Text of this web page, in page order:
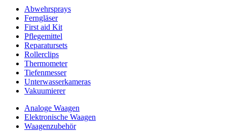
Abwehrsprays
Ferngläser
First aid Kit
Pflegemittel
Reparatursets
Rollerclips
Thermometer
Tiefenmesser
Unterwasserkameras
Vakuumierer
Analoge Waagen
Elektronische Waagen
Waagenzubehör